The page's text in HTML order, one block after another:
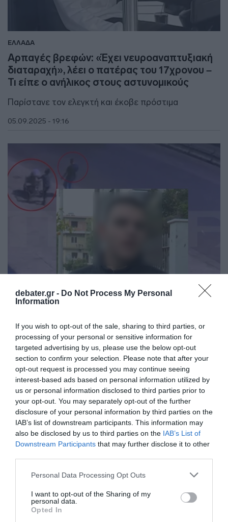
debater.gr - Do Not Process My Personal
Information
If you wish to opt-out of the sale, sharing to third parties, or
processing of your personal or sensitive information for
targeted advertising by us, please use the below opt-out
section to confirm your selection. Please note that after your
opt-out request is processed you may continue seeing
interest-based ads based on personal information utilized by
us or personal information disclosed to third parties prior to
your opt-out. You may separately opt-out of the further
disclosure of your personal information by third parties on the
IAB’s list of downstream participants. This information may
also be disclosed by us to third parties on the IAB’s List of
Downstream Participants that may further disclose it to other
Please note that this website/app uses one or more Google
not limited to your visit or usage behaviour. You may click to
grant or deny consent to Google and its third-party tags to
use your data for below specified purposes in below Google
Personal Data Processing Opt Outs
I want to opt-out of the Sharing of my
personal data.
Opted In
ΕΛΛΑΔΑ
Αρπαγές βρεφών: «Έχει νευροαναπτυξιακή
διαταραχή», λέει ο πατέρας του 17χρονου –
Τι είπε ο ανήλικος στους αστυνομικούς
Παρίστανε τον ελεγκτή και έκοβε πρόστιμα
05.09.2025 - 19:16
ΕΛΛΑΔΑ
αρπαγή βρέφους στον Πειραιά
Κατηγορείται και ο πατέρας του 17χρονου
05.09.2025 - 15:21